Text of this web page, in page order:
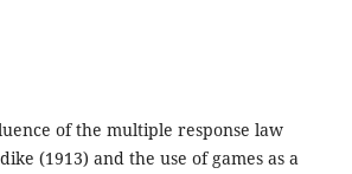
of the multiple response law
(1913) and the use of games as a